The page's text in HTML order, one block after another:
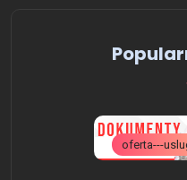
oferta---